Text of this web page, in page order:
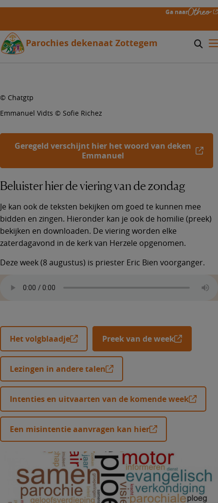
Overslaan
naar
de
inhoud
gaan
Ga naar
Parochies dekenaat Zottegem
© Chatgtp
Emmanuel Vidts © Sofie Richez
Geregeld verschijnt hier het woord van deken
Emmanuel
Beluister hier de viering van de zondag
Je kan ook de teksten bekijken om goed te kunnen mee
bidden en zingen. Hieronder kan je ook de homilie (preek)
bekijken en downloaden. De viering worden elke
zaterdagavond in de kerk van Herzele opgenomen.
Deze week (8 augustus) is priester Eric Bien voorganger.
Het volgblaadje Preek van de week
Lezingen in andere talen
Intenties en uitvaarten van de komende week
Een misintentie aanvragen kan hier